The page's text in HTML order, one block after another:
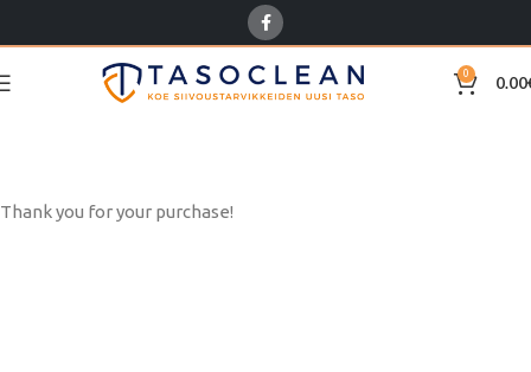
0 0.00
Thank you for your purchase!